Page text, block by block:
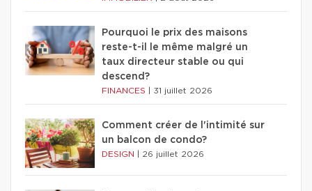
Pourquoi le prix des maisons
reste-t-il le même malgré un
taux directeur stable ou qui
descend?
FINANCES 31 juillet 2026
Comment créer de l'intimité sur
un balcon de condo?
DESIGN 26 juillet 2026